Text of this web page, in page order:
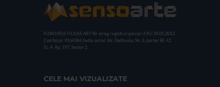
FUNDATIA FILDAS ART Nr inreg registrul special: 4 PJ/ 29.01.2013
Cod fiscal: 9164384 Sediu social: Str. Delfinului, Nr. 6, parter Bl. 42,
Sc. 4, Ap. 197, Sector 2
CELE MAI VIZUALIZATE